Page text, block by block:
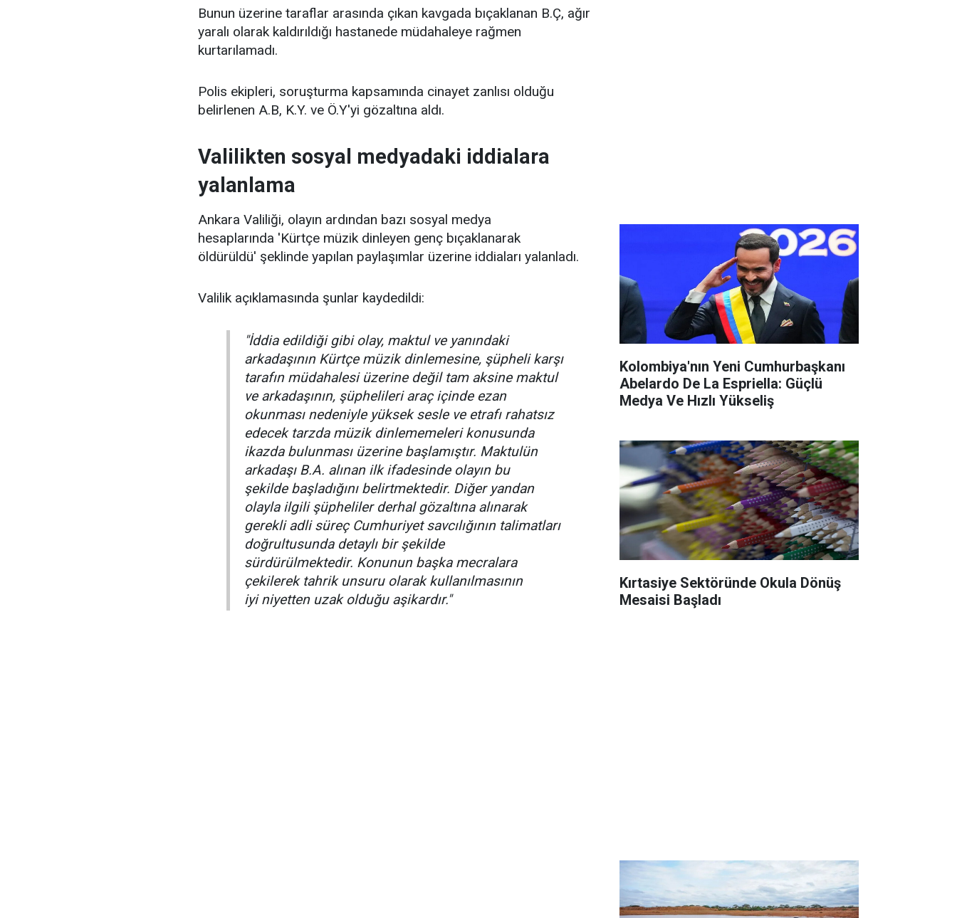
Bunun üzerine taraflar arasında çıkan kavgada bıçaklanan B.Ç, ağır
yaralı olarak kaldırıldığı hastanede müdahaleye rağmen
kurtarılamadı.
Polis ekipleri, soruşturma kapsamında cinayet zanlısı olduğu
belirlenen A.B, K.Y. ve Ö.Y'yi gözaltına aldı.
Valilikten sosyal medyadaki iddialara
yalanlama
Ankara Valiliği, olayın ardından bazı sosyal medya
hesaplarında 'Kürtçe müzik dinleyen genç bıçaklanarak
öldürüldü' şeklinde yapılan paylaşımlar üzerine iddiaları yalanladı.
Valilik açıklamasında şunlar kaydedildi:
"İddia edildiği gibi olay, maktul ve yanındaki
arkadaşının Kürtçe müzik dinlemesine, şüpheli karşı
tarafın müdahalesi üzerine değil tam aksine maktul
ve arkadaşının, şüphelileri araç içinde ezan
okunması nedeniyle yüksek sesle ve etrafı rahatsız
edecek tarzda müzik dinlememeleri konusunda
ikazda bulunması üzerine başlamıştır. Maktulün
arkadaşı B.A. alınan ilk ifadesinde olayın bu
şekilde başladığını belirtmektedir. Diğer yandan
olayla ilgili şüpheliler derhal gözaltına alınarak
gerekli adli süreç Cumhuriyet savcılığının talimatları
doğrultusunda detaylı bir şekilde
sürdürülmektedir. Konunun başka mecralara
çekilerek tahrik unsuru olarak kullanılmasının
iyi niyetten uzak olduğu aşikardır."
Kolombiya'nın Yeni Cumhurbaşkanı
Abelardo De La Espriella: Güçlü
Medya Ve Hızlı Yükseliş
Kırtasiye Sektöründe Okula Dönüş
Mesaisi Başladı